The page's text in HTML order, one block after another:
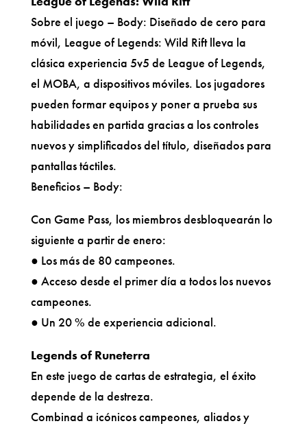
Sobre el juego – Body: Diseñado de cero para
móvil, League of Legends: Wild Rift lleva la
clásica experiencia 5v5 de League of Legends,
el MOBA, a dispositivos móviles. Los jugadores
pueden formar equipos y poner a prueba sus
habilidades en partida gracias a los controles
nuevos y simplificados del título, diseñados para
pantallas táctiles.
Beneficios – Body:
Con Game Pass, los miembros desbloquearán lo
siguiente a partir de enero:
● Los más de 80 campeones.
● Acceso desde el primer día a todos los nuevos
campeones.
● Un 20 % de experiencia adicional.
Legends of Runeterra
En este juego de cartas de estrategia, el éxito
depende de la destreza.
Combinad a icónicos campeones, aliados y